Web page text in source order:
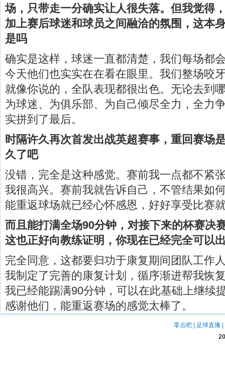
场，只带走一分确实让人很失落。但我觉得
加上赛后球迷和球员之间融洽的氛围，这本
是吗
确实是这样，球迷一直都清楚，我们每场都
今天他们也实实在在看在眼里。我们整场咬
就像你说的，全队表现都很出色。无论去到
为球迷、为俱乐部、为自己倾尽全力，全力
实拼到了最后。
时隔许久再次首发出战英超赛事，重回赛场
久了吧
没错，完全是这种感觉。赛前我一点都不紧
我很高兴。赛前我就告诉自己，不管结果如
能重返球场就已经心怀感恩，好好享受比赛
而且能打满全场90分钟，对接下来的杯赛决
这也正好向教练证明，你现在已经完全可以
完全同意，这都要归功于康复期间团队工作
我制定了完善的康复计划，循序渐进帮我恢
我已经能踢满90分钟，可以在此基础上继续
感谢他们，能重返赛场的感觉太棒了。
零点吧 足球直播